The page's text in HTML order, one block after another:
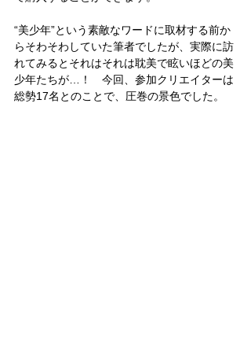
“美少年”という素敵なワードに取材する前か
らそわそわしていた筆者でしたが、実際に訪
れてみるとそれはそれは耽美で眩いほどの美
少年たちが…！　今回、参加クリエイターは
総勢17名とのことで、圧巻の景色でした。